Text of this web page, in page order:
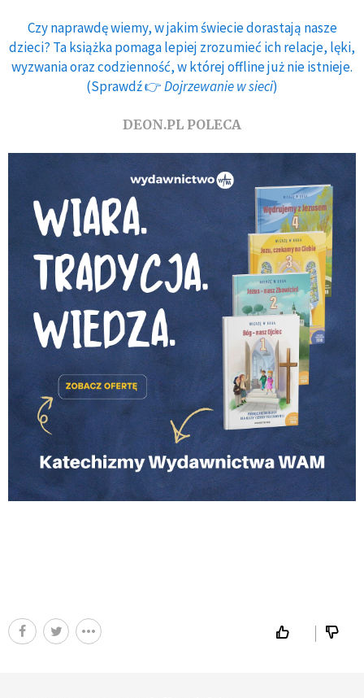
Czy naprawdę wiemy, w jakim świecie dorastają nasze
dzieci? Ta książka pomaga lepiej zrozumieć ich relacje, lęki,
wyzwania oraz codzienność, w której offline już nie istnieje.
(Sprawdź 👉Dojrzewanie w sieci)
DEON.PL POLECA